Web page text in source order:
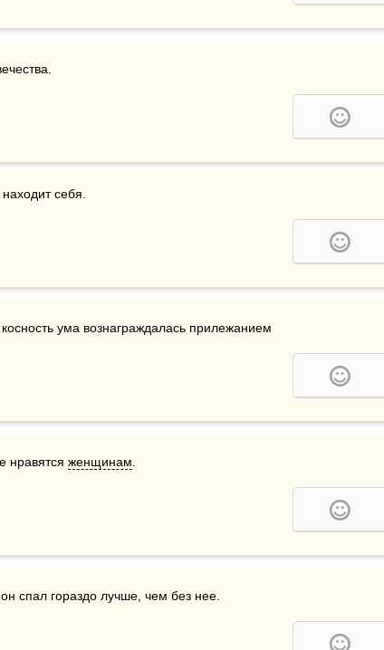
себя.
ума вознаграждалась прилежанием
нравятся женщинам
он спал гораздо лучше, чем без нее.